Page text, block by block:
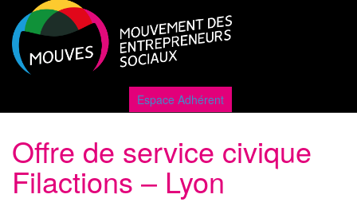
Espace Adhérent
Offre de service civique
Filactions – Lyon